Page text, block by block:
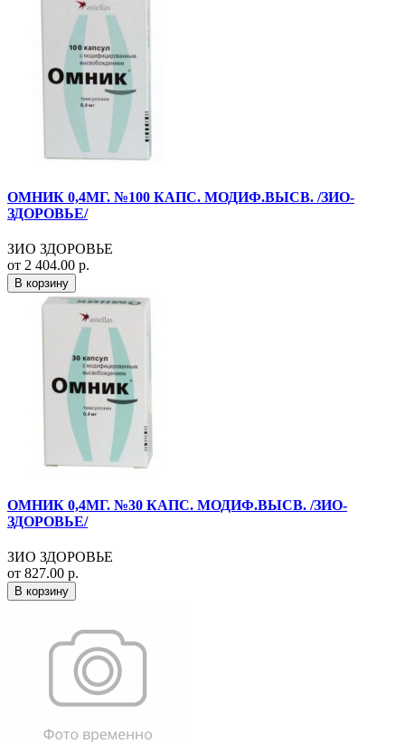
ОМНИК 0,4МГ. №100 КАПС. МОДИФ.ВЫСВ. /ЗИО-
ЗДОРОВЬЕ/
ЗИО ЗДОРОВЬЕ
от 2 404.00 р.
В корзину
ОМНИК 0,4МГ. №30 КАПС. МОДИФ.ВЫСВ. /ЗИО-
ЗДОРОВЬЕ/
ЗИО ЗДОРОВЬЕ
от 827.00 р.
В корзину